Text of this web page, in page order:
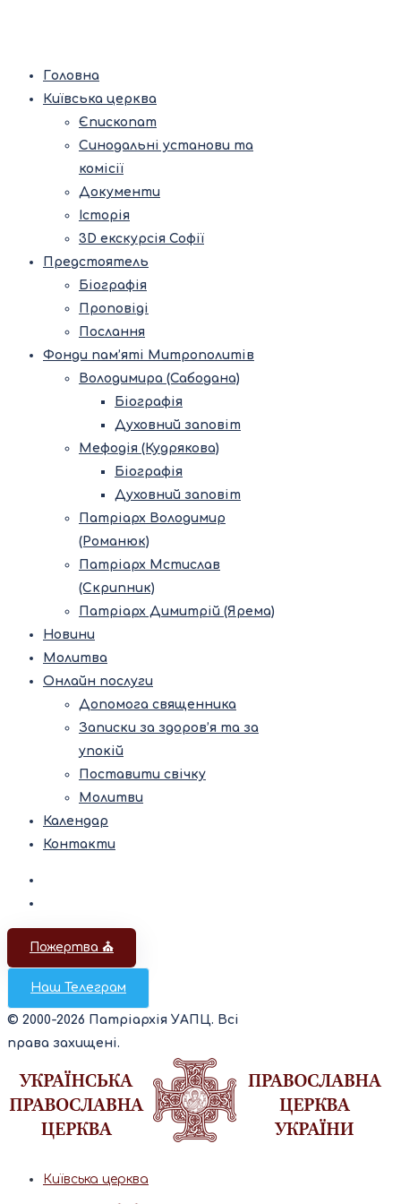
Головна
Київська церква
Єпископат
Синодальні установи та
комісії
Документи
Історія
3D екскурсія Софії
Предстоятель
Біографія
Проповіді
Послання
Фонди пам’яті Митрополитів
Володимира (Сабодана)
Біографія
Духовний заповіт
Мефодія (Кудрякова)
Біографія
Духовний заповіт
Патріарх Володимир
(Романюк)
Патріарх Мстислав
(Скрипник)
Патріарх Димитрій (Ярема)
Новини
Молитва
Онлайн послуги
Допомога священника
Записки за здоров’я та за
упокій
Поставити свічку
Молитви
Календар
Контакти
Пожертва ⛪️
Наш Телеграм
© 2000-2026 Патріархія УАПЦ. Всі
права захищені.
Київська церква